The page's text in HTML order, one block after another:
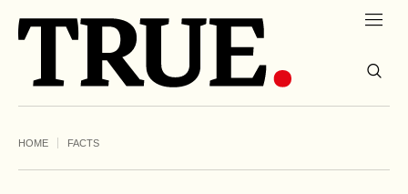
HOME FACTS